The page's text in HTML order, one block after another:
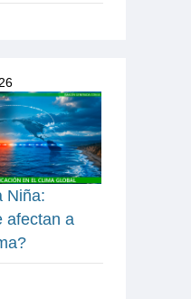
Niña:
afectan a